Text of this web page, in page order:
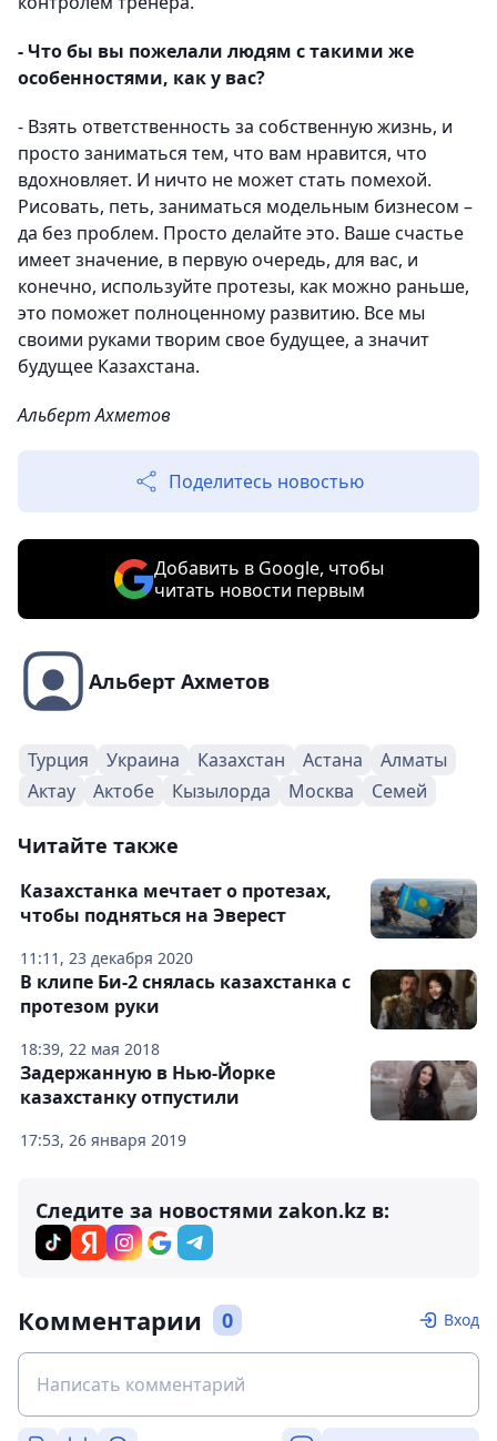
- Что бы вы пожелали людям с такими же
особенностями, как у вас?
- Взять ответственность за собственную жизнь, и
просто заниматься тем, что вам нравится, что
вдохновляет. И ничто не может стать помехой.
Рисовать, петь, заниматься модельным бизнесом –
да без проблем. Просто делайте это. Ваше счастье
имеет значение, в первую очередь, для вас, и
конечно, используйте протезы, как можно раньше,
это поможет полноценному развитию. Все мы
своими руками творим свое будущее, а значит
будущее Казахстана.
Альберт Ахметов
Поделитесь новостью
Добавить в Google, чтобы
читать новости первым
Альберт Ахметов
Турция Украина Казахстан Астана
Алматы
Актау
Актобе Кызылорда Москва Семей
Читайте также
11:11, 23 декабря 2020
Казахстанка мечтает о протезах,
чтобы подняться на Эверест
18:39, 22 мая 2018
В клипе Би-2 снялась казахстанка с
протезом руки
17:53, 26 января 2019
Задержанную в Нью-Йорке
казахстанку отпустили
Следите за новостями zakon.kz в:
Комментарии 0 Вход